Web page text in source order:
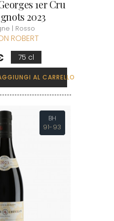
1er Cru
2023
| Rosso
ROBERT
75 cl
AL CARRELLO
BH
91-93